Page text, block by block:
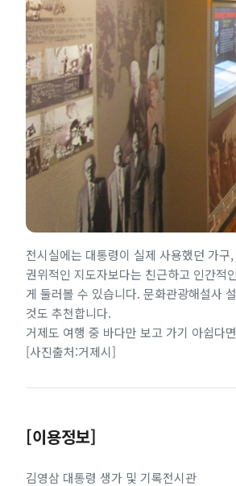
전시실에는 대통령이 실제 사용했던 가
권위적인 지도자보다는 친근하고 인간적
게 둘러볼 수 있습니다. 문화관광해설사
것도 추천합니다.
거제도 여행 중 바다만 보고 가기 아쉽다
[사진출처:거제시]
[이용정보]
김영삼 대통령 생가 및 기록전시관